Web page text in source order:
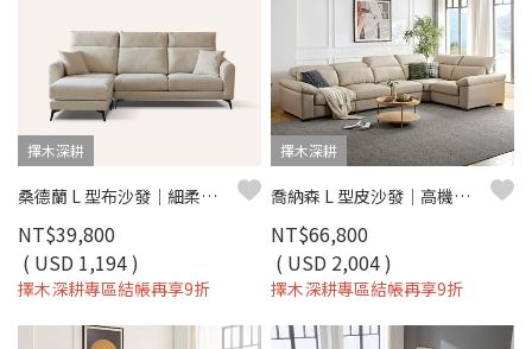
擇木深耕
桑德蘭 L 型布沙發｜細柔亞麻機能布 × 高回彈海棉坐墊 × 十年骨架保固 – 擇木深耕系列
NT$39,800
( USD 1,194 )
擇木深耕專區結帳再享9折
擇木深耕
喬納森 L 型皮沙發｜高機能耐磨皮 × 高密度彈力坐墊 × 十年骨架保固 – 擇木深耕系列
NT$66,800
( USD 2,004 )
擇木深耕專區結帳再享9折